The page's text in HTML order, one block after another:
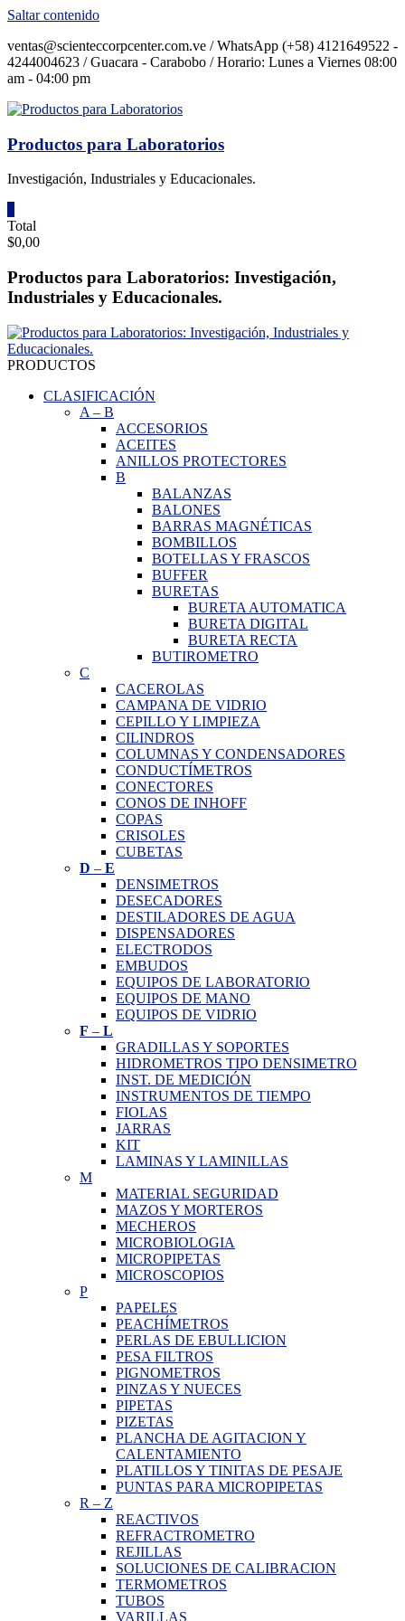
Saltar contenido
ventas@scienteccorpcenter.com.ve / WhatsApp (+58) 4121649522 -
4244004623 / Guacara - Carabobo / Horario: Lunes a Viernes 08:00
am - 04:00 pm
Productos para Laboratorios
Investigación, Industriales y Educacionales.
Total
$0,00
Productos para Laboratorios: Investigación,
Industriales y Educacionales.
PRODUCTOS
CLASIFICACIÓN
A – B
ACCESORIOS
ACEITES
ANILLOS PROTECTORES
B
BALANZAS
BALONES
BARRAS MAGNÉTICAS
BOMBILLOS
BOTELLAS Y FRASCOS
BUFFER
BURETAS
BURETA AUTOMATICA
BURETA DIGITAL
BURETA RECTA
BUTIROMETRO
C
CACEROLAS
CAMPANA DE VIDRIO
CEPILLO Y LIMPIEZA
CILINDROS
COLUMNAS Y CONDENSADORES
CONDUCTÍMETROS
CONECTORES
CONOS DE INHOFF
COPAS
CRISOLES
CUBETAS
D – E
DENSIMETROS
DESECADORES
DESTILADORES DE AGUA
DISPENSADORES
ELECTRODOS
EMBUDOS
EQUIPOS DE LABORATORIO
EQUIPOS DE MANO
EQUIPOS DE VIDRIO
F – L
GRADILLAS Y SOPORTES
HIDROMETROS TIPO DENSIMETRO
INST. DE MEDICIÓN
INSTRUMENTOS DE TIEMPO
FIOLAS
JARRAS
KIT
LAMINAS Y LAMINILLAS
M
MATERIAL SEGURIDAD
MAZOS Y MORTEROS
MECHEROS
MICROBIOLOGIA
MICROPIPETAS
MICROSCOPIOS
P
PAPELES
PEACHÍMETROS
PERLAS DE EBULLICION
PESA FILTROS
PIGNOMETROS
PINZAS Y NUECES
PIPETAS
PIZETAS
PLANCHA DE AGITACION Y
CALENTAMIENTO
PLATILLOS Y TINITAS DE PESAJE
PUNTAS PARA MICROPIPETAS
R – Z
REACTIVOS
REFRACTROMETRO
REJILLAS
SOLUCIONES DE CALIBRACION
TERMOMETROS
TUBOS
VARILLAS